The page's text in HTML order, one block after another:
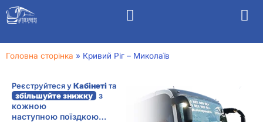
Головна сторінка » Кривий Ріг – Миколаїв
Реєструйтеся уКабінетіта
збільшуйте знижку з
кожною
наступною поїздкою…